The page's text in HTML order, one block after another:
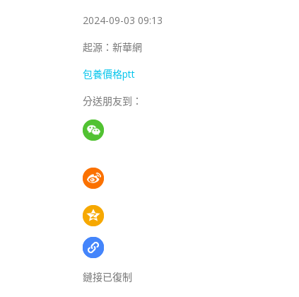
2024-09-03 09:13
起源：新華網
包養價格ptt
分送朋友到：
鏈接已復制